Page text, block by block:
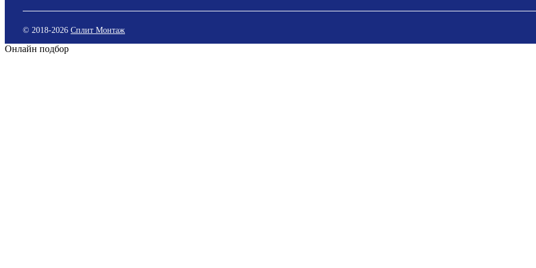
© 2018-2026 Сплит Монтаж
Онлайн подбор